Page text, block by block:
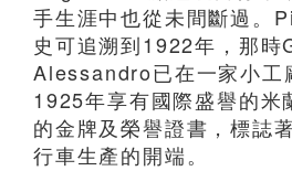
手生涯中也從未間斷過。
史可追溯到1922年，那
Alessandro已在一家小工
1925年享有國際盛譽的米
的金牌及榮譽證書，標誌
行車生產的開端。